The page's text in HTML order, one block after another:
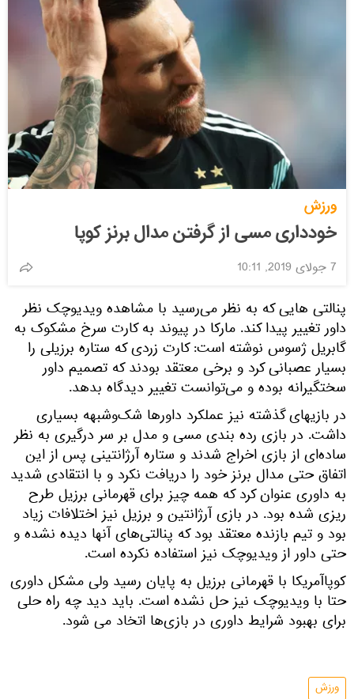
ورزش
خودداری مسی از گرفتن مدال برنز کوپا
7 جولای 2019, 10:11
پنالتی هایی که به نظر می‌رسید با مشاهده ویدیوچک نظر
داور تغییر پیدا کند. مارکا در پیوند به کارت سرخ مشکوک به
گابریل ژسوس نوشته است: کارت زردی که ستاره برزیلی را
بسیار عصبانی کرد و برخی معتقد بودند که تصمیم داور
سختگیرانه بوده و می‌توانست تغییر دیدگاه بدهد.
در بازیهای گذشته نیز عملکرد داورها شک‌و‌شبهه بسیاری
داشت. در بازی رده بندی مسی و مدل بر سر درگیری به نظر
ساده‌ای از بازی اخراج شدند و ستاره آرژانتینی پس از این
اتفاق حتی مدال برنز خود را دریافت نکرد و با انتقادی شدید
به داوری عنوان کرد که همه چیز برای قهرمانی برزیل طرح
ریزی شده بود. در بازی آرژانتین و برزیل نیز اختلافات زیاد
بود و تیم بازنده معتقد بود که پنالتی‌های آنها دیده نشده و
حتی داور از ویدیوچک نیز استفاده نکرده است.
کوپاآمریکا با قهرمانی برزیل به پایان رسید ولی مشکل داوری
حتا با ویدیوچک نیز حل نشده است. باید دید چه راه حلی
برای بهبود شرایط داوری در بازی‌ها اتخاد می شود.
ورزش